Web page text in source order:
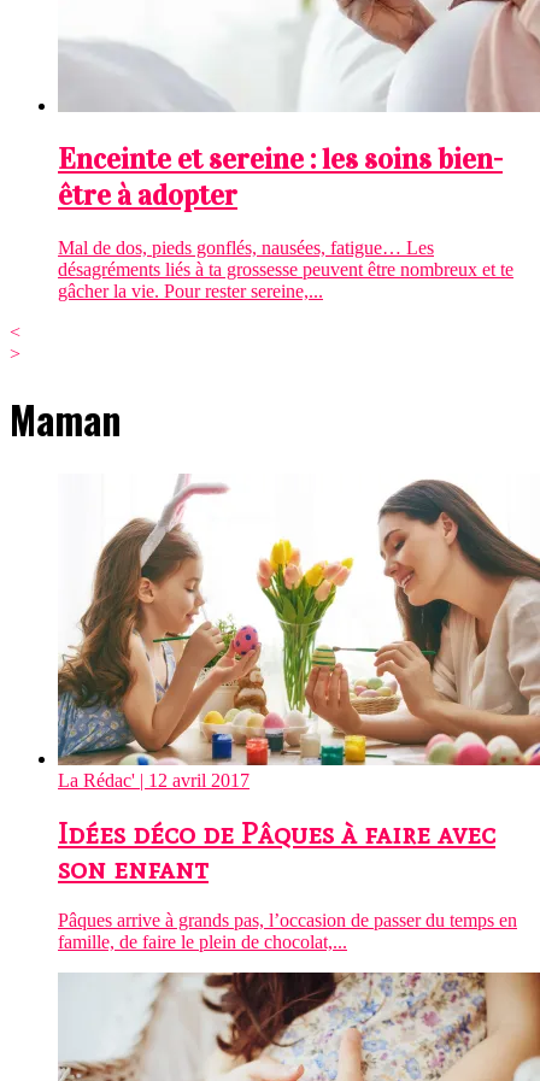
Enceinte et sereine : les soins bien-
être à adopter
Mal de dos, pieds gonflés, nausées, fatigue… Les
désagréments liés à ta grossesse peuvent être nombreux et te
gâcher la vie. Pour rester sereine,...
<
>
Maman
La Rédac' | 12 avril 2017
Idées déco de Pâques à faire avec
son enfant
Pâques arrive à grands pas, l’occasion de passer du temps en
famille, de faire le plein de chocolat,...